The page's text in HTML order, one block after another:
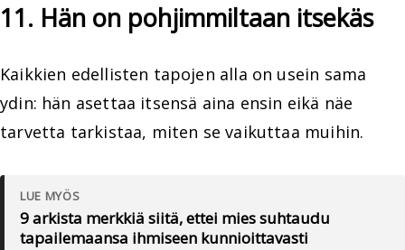
11. Hän on pohjimmiltaan itsekäs
Kaikkien edellisten tapojen alla on usein sama
ydin: hän asettaa itsensä aina ensin eikä näe
tarvetta tarkistaa, miten se vaikuttaa muihin.
LUE MYÖS
9 arkista merkkiä siitä, ettei mies suhtaudu
tapailemaansa ihmiseen kunnioittavasti